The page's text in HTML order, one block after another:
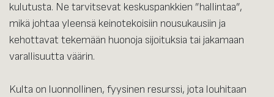
kulutusta. Ne tarvitsevat keskuspankkien ”hallintaa”,
mikä johtaa yleensä keinotekoisiin nousukausiin ja
kehottavat tekemään huonoja sijoituksia tai jakamaan
varallisuutta väärin.
Kulta on luonnollinen, fyysinen resurssi, jota louhitaan